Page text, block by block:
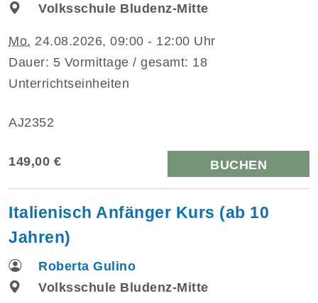
Volksschule Bludenz-Mitte
Mo. 24.08.2026, 09:00 - 12:00 Uhr
Dauer: 5 Vormittage / gesamt: 18
Unterrichtseinheiten
AJ2352
149,00 € BUCHEN
Italienisch Anfänger Kurs (ab 10
Jahren)
Roberta Gulino
Volksschule Bludenz-Mitte